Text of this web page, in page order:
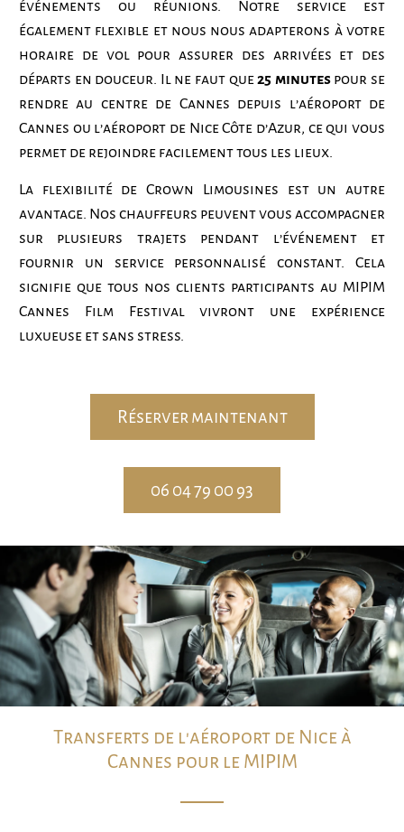
événements ou réunions. Notre service est
également flexible et nous nous adapterons à votre
horaire de vol pour assurer des arrivées et des
départs en douceur. Il ne faut que25 minutespour se
rendre au centre de Cannes depuis l’aéroport de
Cannes ou l’aéroport de Nice Côte d’Azur, ce qui vous
permet de rejoindre facilement tous les lieux.
La flexibilité de Crown Limousines est un autre
avantage. Nos chauffeurs peuvent vous accompagner
sur plusieurs trajets pendant l’événement et
fournir un service personnalisé constant. Cela
signifie que tous nos clients participants au MIPIM
Cannes Film Festival vivront une expérience
luxueuse et sans stress.
Réserver maintenant
06 04 79 00 93
Transferts de l'aéroport de Nice à
Cannes pour le MIPIM